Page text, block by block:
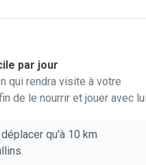
par jour
qui rendra visite à votre
de le nourrir et jouer avec
qu'à 10 km